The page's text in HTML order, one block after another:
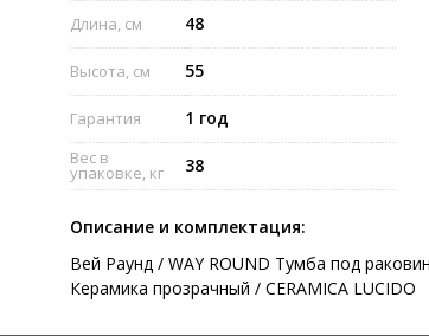
Длина, см 48
Высота, см 55
Гарантия 1 год
Вес в
упаковке, кг 38
Описание и комплектация:
Вей Раунд / WAY ROUND Тумба под
Керамика прозрачный / CERAMICA LUCIDO